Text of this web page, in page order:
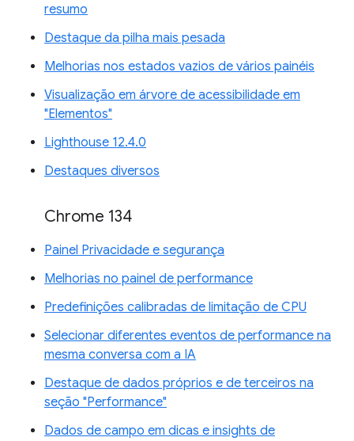
resumo
Destaque da pilha mais pesada
Melhorias nos estados vazios de vários painéis
Visualização em árvore de acessibilidade em
"Elementos"
Lighthouse 12.4.0
Destaques diversos
Chrome 134
Painel Privacidade e segurança
Melhorias no painel de performance
Predefinições calibradas de limitação de CPU
Selecionar diferentes eventos de performance na
mesma conversa com a IA
Destaque de dados próprios e de terceiros na
seção "Performance"
Dados de campo em dicas e insights de